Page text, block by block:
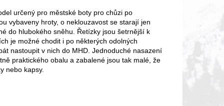
určený pro městské boty pro chůzi po
vybaveny hroty, o neklouzavost se starají jen
do hlubokého sněhu. Řetízky jsou šetrnější k
je možné chodit i po některých odolných
nastoupit v nich do MHD. Jednoduché nasazení
praktického obalu a zabalené jsou tak malé, že
nebo kapsy.